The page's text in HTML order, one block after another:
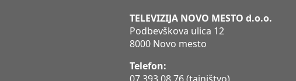
TELEVIZIJA NOVO MESTO d.o.o.
Podbevškova ulica 12
8000 Novo mesto
Telefon:
07 393 08 76(tajništvo)